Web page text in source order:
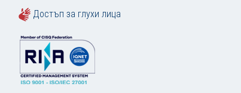
Достъп за глухи лица